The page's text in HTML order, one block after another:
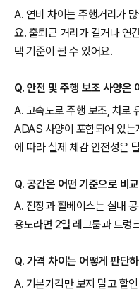
A. 연비 차이는 주행거리가
요. 출퇴근 거리가 길거나 연
택 기준이 될 수 있어요.
Q. 안전 및 주행 보조 사양은
A. 고속도로 주행 보조, 차로
ADAS 사양이 포함되어 있는
에 따라 실제 체감 안전성은
Q. 공간은 어떤 기준으로 비
A. 전장과 휠베이스는 실내
용도라면 2열 레그룸과 트렁
Q. 가격 차이는 어떻게 판단
A. 기본가격만 보지 말고 할